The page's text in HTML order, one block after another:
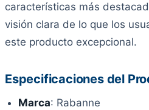
características más
visión clara de lo que los
este producto excepcional.
Especificaciones del
Marca: Rabanne